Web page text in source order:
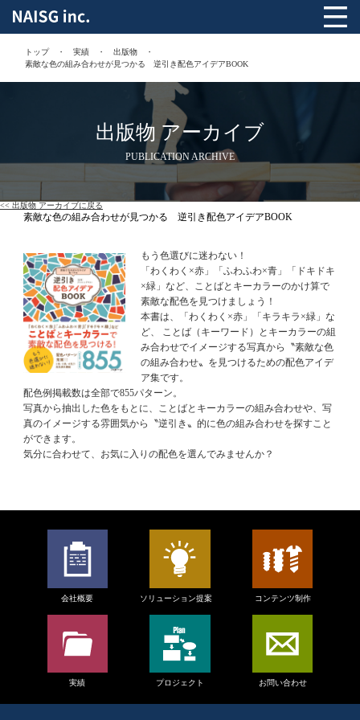
トップ 実績
出版物
素敵な色の組み合わせが見つかる 逆引き配色アイデアBOOK
出版物 アーカイブ
PUBLICATION ARCHIVE
<< 出版物 アーカイブに戻る
素敵な色の組み合わせが見つかる 逆引き配色アイデアBOOK
もう色選びに迷わない！
「わくわく×赤」「ふわふわ×青」「ドキドキ
×緑」など、ことばとキーカラーのかけ算で
素敵な配色を見つけましょう！
本書は、「わくわく×赤」「キラキラ×緑」な
ど、 ことば（キーワード）とキーカラーの組
み合わせでイメージする写真から〝素敵な色
の組み合わせ〟を見つけるための配色アイデ
ア集です。
配色例掲載数は全部で855パターン。
写真から抽出した色をもとに、ことばとキーカラーの組み合わせや、写
真のイメージする雰囲気から〝逆引き〟的に色の組み合わせを探すこと
ができます。
気分に合わせて、お気に入りの配色を選んでみませんか？
会社概要 ソリューション提案 コンテンツ制作
実績 プロジェクト お問い合わせ